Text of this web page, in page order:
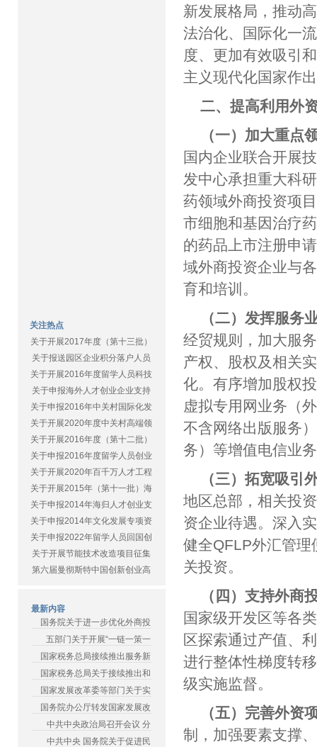
关注热点
关于开展2017年度（第十三批）
关于报送园区企业积分落户人员
关于开展2016年度留学人员科技
关于申报海外人才创业企业支持
关于申报2016年中关村国际化发
关于开展2020年度中关村高端领
关于开展2016年度（第十二批）
关于申报2016年度留学人员创业
关于开展2020年百千万人才工程
关于开展2015年（第十一批）海
关于申报2014年海归人才创业支
关于申报2014年文化发展专项资
关于申报2022年留学人员回国创
关于开展节能技术改造项目征集
第六届曼彻斯特中国创新创业高
最新内容
国务院关于进一步优化外商投
五部门关于开展“一链一策一
国家税务总局接续推出服务新
国家税务总局关于接续推出和
国家发展改革委等部门关于实
国务院办公厅转发国家发展改
中共中央政治局召开会议 分
中共中央 国务院关于促进民
新发展格局，推动
法治化、国际化一
度、更加有效吸引
主义现代化国家作
二、提高利用外
（一）加大重点
国内企业联合开展
发中心承担重大科
药领域外商投资项
市细胞和基因治疗
的药品上市注册申
域外商投资企业与
育和培训。
（二）发挥服务
经贸规则，加大服
产权、股权及相关
化。有序增加股权
虚拟专用网业务（
不含网络出版服务
务）等增值电信业
（三）拓宽吸引
地区总部，相关投
资企业待遇。深入
健全QFLP外汇管
关投资。
（四）支持外商
国家级开发区等各
区探索通过产值、
进行整体性梯度转
级实施监督。
（五）完善外资
制，加强要素支撑